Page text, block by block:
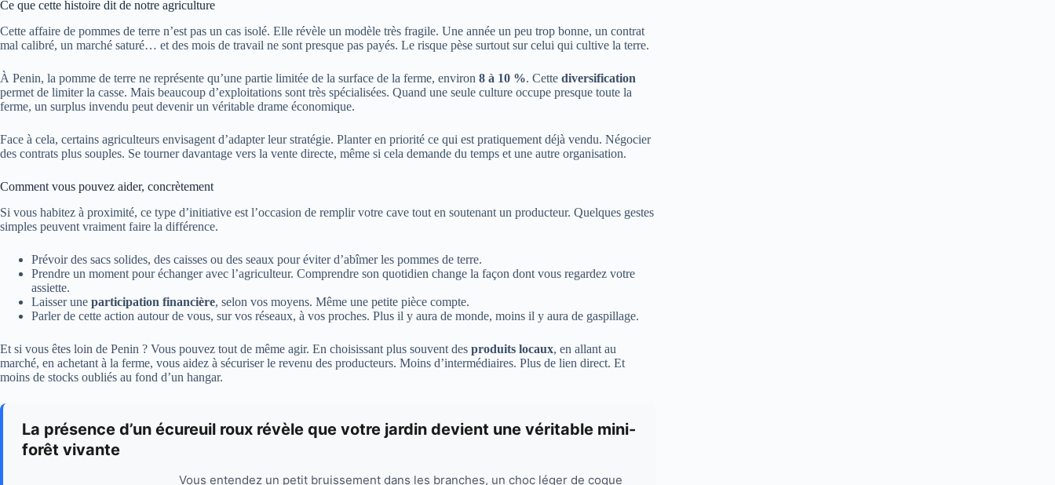
Ce que cette histoire dit de notre agriculture
Cette affaire de pommes de terre n’est pas un cas isolé. Elle révèle un modèle très fragile. Une année un peu trop bonne, un contrat
mal calibré, un marché saturé… et des mois de travail ne sont presque pas payés. Le risque pèse surtout sur celui qui cultive la terre.
À Penin, la pomme de terre ne représente qu’une partie limitée de la surface de la ferme, environ 8 à 10 %. Cette diversification
permet de limiter la casse. Mais beaucoup d’exploitations sont très spécialisées. Quand une seule culture occupe presque toute la
ferme, un surplus invendu peut devenir un véritable drame économique.
Face à cela, certains agriculteurs envisagent d’adapter leur stratégie. Planter en priorité ce qui est pratiquement déjà vendu. Négocier
des contrats plus souples. Se tourner davantage vers la vente directe, même si cela demande du temps et une autre organisation.
Comment vous pouvez aider, concrètement
Si vous habitez à proximité, ce type d’initiative est l’occasion de remplir votre cave tout en soutenant un producteur. Quelques gestes
simples peuvent vraiment faire la différence.
Prévoir des sacs solides, des caisses ou des seaux pour éviter d’abîmer les pommes de terre.
Prendre un moment pour échanger avec l’agriculteur. Comprendre son quotidien change la façon dont vous regardez votre
assiette.
Laisser une participation financière, selon vos moyens. Même une petite pièce compte.
Parler de cette action autour de vous, sur vos réseaux, à vos proches. Plus il y aura de monde, moins il y aura de gaspillage.
Et si vous êtes loin de Penin ? Vous pouvez tout de même agir. En choisissant plus souvent des produits locaux, en allant au
marché, en achetant à la ferme, vous aidez à sécuriser le revenu des producteurs. Moins d’intermédiaires. Plus de lien direct. Et
moins de stocks oubliés au fond d’un hangar.
La présence d’un écureuil roux révèle que votre jardin devient une véritable mini-
forêt vivante
Vous entendez un petit bruissement dans les branches, un choc léger de coque